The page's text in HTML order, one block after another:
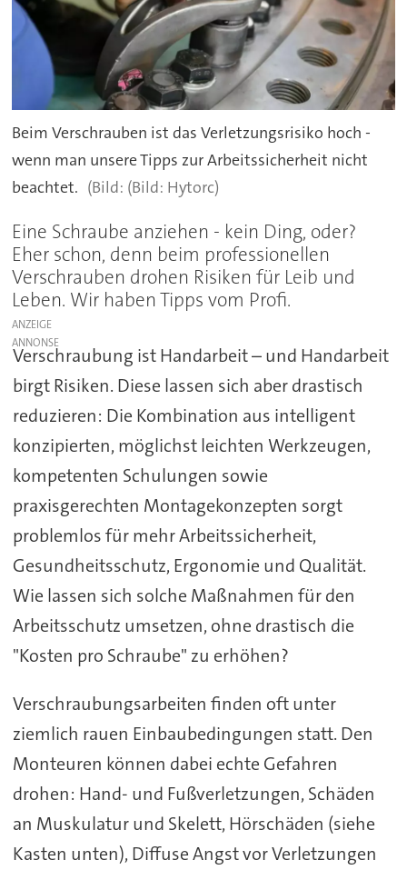
Beim Verschrauben ist das Verletzungsrisiko hoch -
wenn man unsere Tipps zur Arbeitssicherheit nicht
beachtet.
(Bild: Hytorc)
Eine Schraube anziehen - kein Ding, oder?
Eher schon, denn beim professionellen
Verschrauben drohen Risiken für Leib und
Leben. Wir haben Tipps vom Profi.
ANZEIGE
Verschraubung ist Handarbeit – und Handarbeit
birgt Risiken. Diese lassen sich aber drastisch
reduzieren: Die Kombination aus intelligent
konzipierten, möglichst leichten Werkzeugen,
kompetenten Schulungen sowie
praxisgerechten Montagekonzepten sorgt
problemlos für mehr Arbeitssicherheit,
Gesundheitsschutz, Ergonomie und Qualität.
Wie lassen sich solche Maßnahmen für den
Arbeitsschutz umsetzen, ohne drastisch die
"Kosten pro Schraube" zu erhöhen?
Verschraubungsarbeiten finden oft unter
ziemlich rauen Einbaubedingungen statt. Den
Monteuren können dabei echte Gefahren
drohen: Hand- und Fußverletzungen, Schäden
an Muskulatur und Skelett, Hörschäden (siehe
Kasten unten), Diffuse Angst vor Verletzungen